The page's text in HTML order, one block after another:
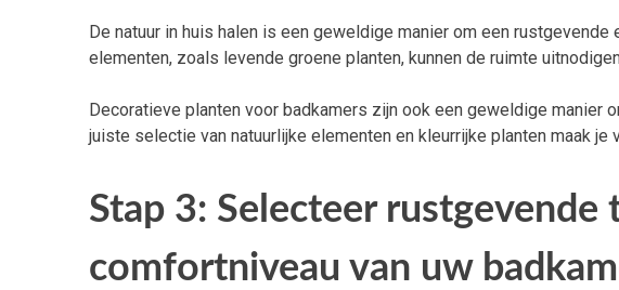
De natuur in huis halen is een geweldige manier om een
elementen, zoals levende groene planten, kunnen de ruimte
Decoratieve planten voor badkamers zijn ook een geweldige manier
juiste selectie van natuurlijke elementen en kleurrijke planten maak je
Stap 3: Selecteer
comfortniveau van uw